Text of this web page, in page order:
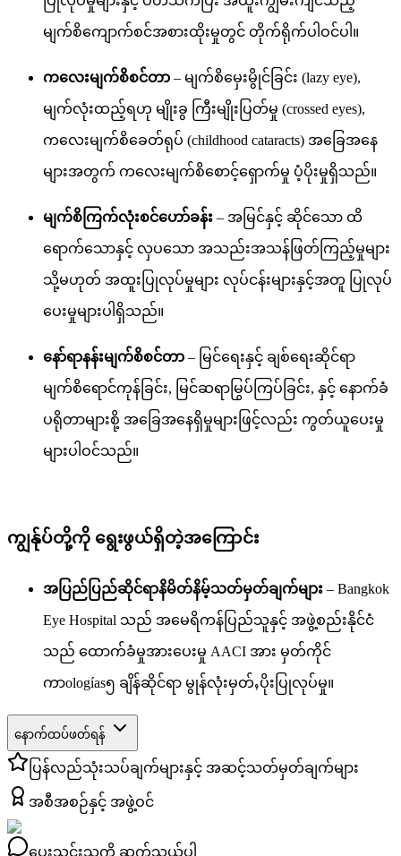
မျက်စိကျောက်စင်အစားထိုးမှုတွင် တိုက်ရိုက်ပါဝင်ပါ။
ကလေးမျက်စိစင်တာ – မျက်စိမှေးမွိုင်ခြင်း (lazy eye),
မျက်လုံးထည့်ရဟု မျိုးခွ ကြီးမျိုးပြတ်မှု (crossed eyes),
ကလေးမျက်စိခေတ်ရုပ် (childhood cataracts) အခြေအနေ
များအတွက် ကလေးမျက်စိစောင့်ရှောက်မှု ပံ့ပိုးမှုရှိသည်။
မျက်စိကြက်လုံးစင်ဟော်ခန်း – အမြင်နှင့် ဆိုင်သော ထိ
ရောက်သောနှင့် လှပသော အသည်းအသန်ဖြတ်ကြည့်မှုများ
သို့မဟုတ် အထူးပြုလုပ်မှုများ လုပ်ငန်းများနှင့်အတူ ပြုလုပ်
ပေးမှုများပါရှိသည်။
နော်ရာနန်းမျက်စိစင်တာ – မြင်ရေးနှင့် ချစ်ရေးဆိုင်ရာ
မျက်စိရောင်ကုန်ခြင်း, မြင်ဆရာမြွပ်ကြပ်ခြင်း, နှင့် နောက်ခံ
ပရိုတာများစို့ အခြေအနေရှိမှုများဖြင့်လည်း ကွတ်ယူပေးမှု
များပါဝင်သည်။
ကျွန်ုပ်တို့ကို ရွေးဖွယ်ရှိတဲ့အကြောင်း
အပြည်ပြည်ဆိုင်ရာနိမိတ်နိမ့်သတ်မှတ်ချက်များ – Bangkok
Eye Hospital သည် အမေရိကန်ပြည်သူနှင့် အဖွဲ့စည်းနိုင်ငံ
သည် ထောက်ခံမှုအားပေးမှု AACI အား မှတ်ကိုင်
ကာologías၅ ချိန်ဆိုင်ရာ မွုန်လုံးမှတ်ႇပိုးပြုလုပ်မှု။
နောက်ထပ်ဖတ်ရန်
ပြန်လည်သုံးသပ်ချက်များနှင့် အဆင့်သတ်မှတ်ချက်များ
အစီအစဉ်နှင့် အဖွဲ့ဝင်
ပေးသွင်းသူကို ဆက်သွယ်ပါ